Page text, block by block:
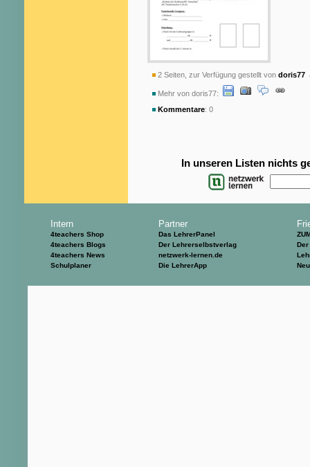
2 Seiten, zur Verfügung gestellt von doris77
Mehr von doris77:
Kommentare: 0
In unseren Listen nichts
Intern
4teachers Shop
4teachers Blogs
4teachers News
Schulplaner
Partner
Das LehrerPanel
Der Lehrerselbstverlag
netzwerk-lernen.de
Die LehrerApp